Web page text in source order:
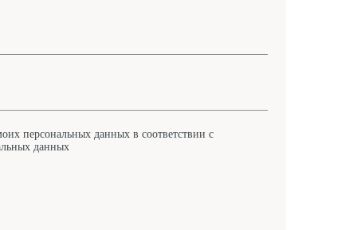
персональных данных в соответствии с
данных